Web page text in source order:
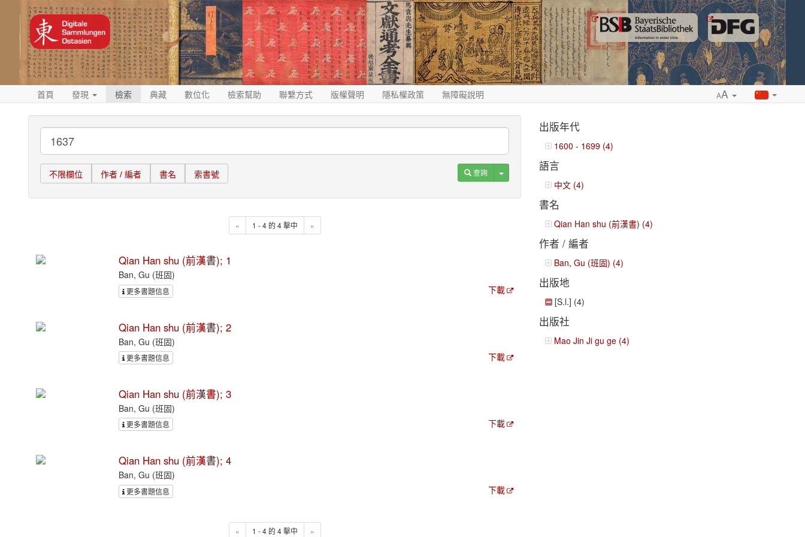
首頁 發現 檢索 典藏 數位化 檢索幫助 聯繫方式 版權聲明 隱私權政策 無障礙說明 AA
不限欄位 作者 / 編者 書名 索書號 查詢 Toggle Dropdown
« 1 - 4 的 4 擊中 »
Qian Han shu (前漢書); 1
Ban, Gu (班固)
更多書題信息 下載
Qian Han shu (前漢書); 2
Ban, Gu (班固)
更多書題信息 下載
Qian Han shu (前漢書); 3
Ban, Gu (班固)
更多書題信息 下載
Qian Han shu (前漢書); 4
Ban, Gu (班固)
更多書題信息 下載
« 1 - 4 的 4 擊中 »
出版年代
1600 - 1699 (4)
語言
中文 (4)
書名
Qian Han shu (前漢書) (4)
作者 / 編者
Ban, Gu (班固) (4)
出版地
[S.l.] (4)
出版社
Mao Jin Ji gu ge (4)